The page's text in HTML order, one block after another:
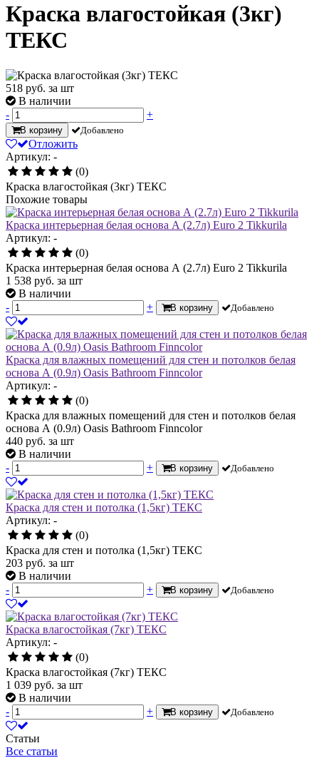
Краска влагостойкая (3кг)
ТЕКС
518 руб. за шт
В наличии
-
+
В корзину Добавлено
Отложить
Артикул: -
(0)
Краска влагостойкая (3кг) ТЕКС
Похожие товары
Краска интерьерная белая основа А (2.7л) Euro 2 Tikkurila
Артикул: -
(0)
Краска интерьерная белая основа А (2.7л) Euro 2 Tikkurila
1 538 руб. за шт
В наличии
-
+ В корзину Добавлено
Краска для влажных помещений для стен и потолков белая
основа А (0.9л) Oasis Bathroom Finncolor
Артикул: -
(0)
Краска для влажных помещений для стен и потолков белая
основа А (0.9л) Oasis Bathroom Finncolor
440 руб. за шт
В наличии
-
+ В корзину Добавлено
Краска для стен и потолка (1,5кг) ТЕКС
Артикул: -
(0)
Краска для стен и потолка (1,5кг) ТЕКС
203 руб. за шт
В наличии
-
+ В корзину Добавлено
Краска влагостойкая (7кг) ТЕКС
Артикул: -
(0)
Краска влагостойкая (7кг) ТЕКС
1 039 руб. за шт
В наличии
-
+ В корзину Добавлено
Статьи
Все статьи